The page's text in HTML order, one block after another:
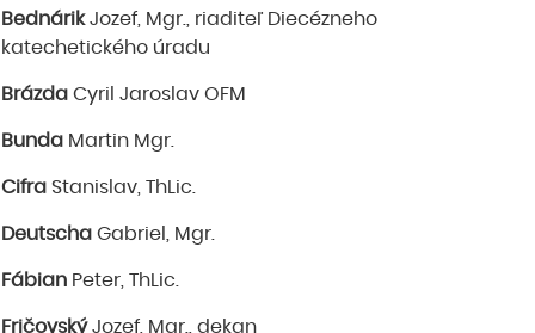
BednárikJozef, Mgr., riaditeľ Diecézneho
katechetického úradu
Brázda Cyril Jaroslav OFM
Bunda Martin Mgr.
Cifra Stanislav, ThLic.
Deutscha Gabriel, Mgr.
Fábian Peter, ThLic.
FričovskýJozef, Mgr., dekan